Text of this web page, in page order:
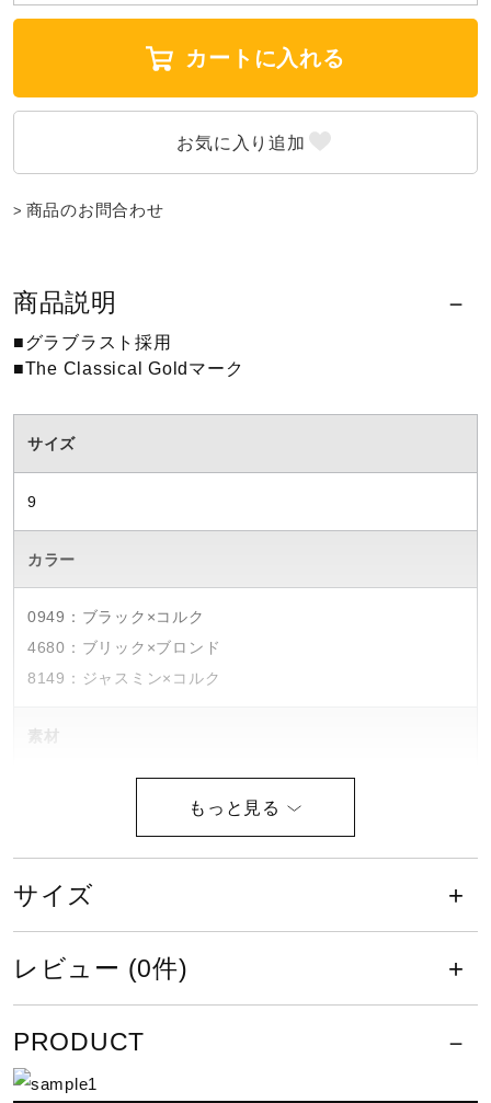
カートに入れる
商品のお問合わせ
商品説明
■グラブラスト採用
■The Classical Goldマーク
サイズ
9
カラー
0949：ブラック×コルク
4680：ブリック×ブロンド
8149：ジャスミン×コルク
素材
原産国
サイズ
レビュー (0件)
PRODUCT